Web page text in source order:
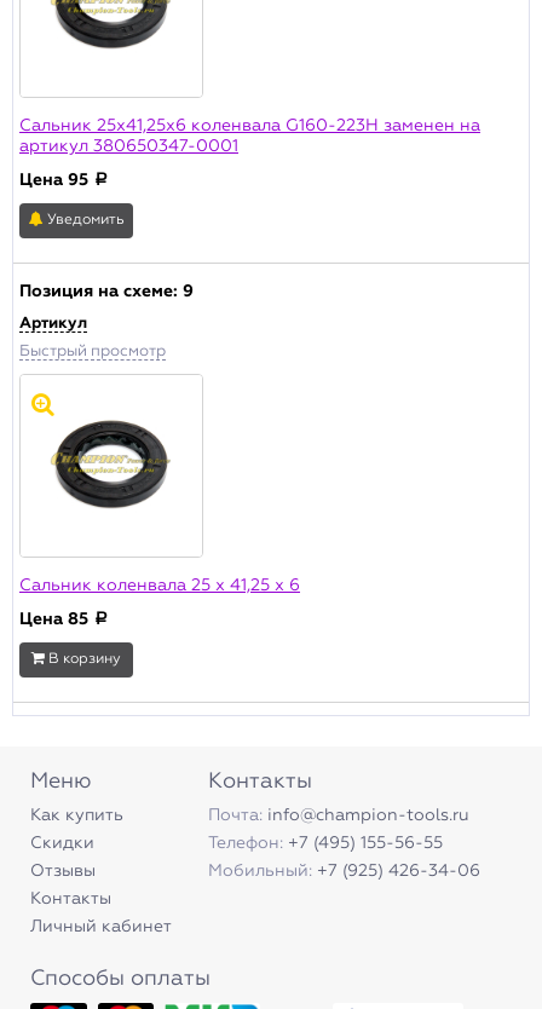
Сальник 25х41,25х6 коленвала G160-223H заменен на
артикул 380650347-0001
Цена 95 a
Уведомить
Позиция на схеме: 9
Артикул
Быстрый просмотр
Сальник коленвала 25 х 41,25 х 6
Цена 85 a
В корзину
Меню
Как купить
Скидки
Отзывы
Контакты
Личный кабинет
Контакты
Почта: info@champion-tools.ru
Телефон: +7 (495) 155-56-55
Мобильный: +7 (925) 426-34-06
Способы оплаты